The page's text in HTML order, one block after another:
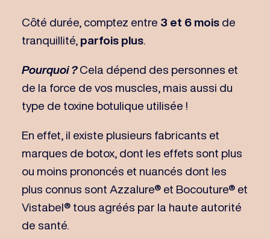
Côté durée, comptez entre 3 et 6 moisde
tranquillité, parfois plus.
Pourquoi ? Cela dépend des personnes et
de la force de vos muscles, mais aussi du
type de toxine botulique utilisée !
En effet, il existe plusieurs fabricants et
marques de botox, dont les effets sont plus
ou moins prononcés et nuancés dont les
plus connus sont Azzalure® et Bocouture® et
Vistabel® tous agréés par la haute autorité
de santé.